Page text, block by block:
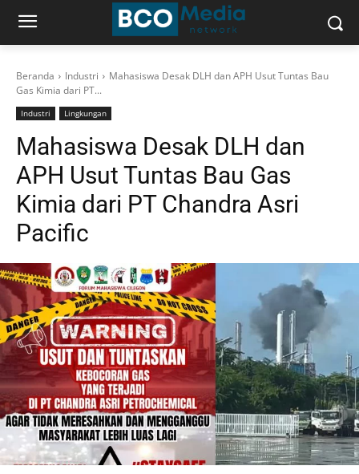
Beranda Industri
Mahasiswa Desak DLH dan APH Usut Tuntas Bau
Gas Kimia dari PT...
Industri Lingkungan
Mahasiswa Desak DLH dan
APH Usut Tuntas Bau Gas
Kimia dari PT Chandra Asri
Pacific